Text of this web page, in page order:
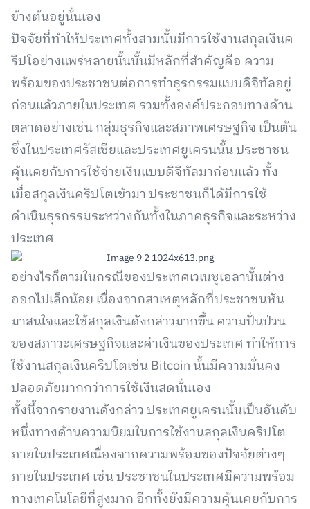
ข้างต้นอยู่นั่นเอง
ปัจจัยที่ทำให้ประเทศทั้งสามนั้นมีการใช้งานสกุลเงินค
ริปโอย่างแพร่หลายนั้นนั้นมีหลักที่สำคัญคือ ความ
พร้อมของประชาชนต่อการทำธุรกรรมแบบดิจิทัลอยู่
ก่อนแล้วภายในประเทศ รวมทั้งองค์ประกอบทางด้าน
ตลาดอย่างเช่น กลุ่มธุรกิจและสภาพเศรษฐกิจ เป็นต้น
ซึ่งในประเทศรัสเซียและประเทศยูเครนนั้น ประชาชน
คุ้นเคยกับการใช้จ่ายเงินแบบดิจิทัลมาก่อนแล้ว ทั้ง
เมื่อสกุลเงินคริปโตเข้ามา ประชาชนก็ได้มีการใช้
ดำเนินธุรกรรมระหว่างกันทั้งในภาคธุรกิจและระหว่าง
ประเทศ
อย่างไรก็ตามในกรณีของประเทศเวเนซุเอลานั้นต่าง
ออกไปเล็กน้อย เนื่องจากสาเหตุหลักที่ประชาชนหัน
มาสนใจและใช้สกุลเงินดังกล่าวมากขึ้น ความปั่นป่วน
ของสภาวะเศรษฐกิจและค่าเงินของประเทศ ทำให้การ
ใช้งานสกุลเงินคริปโตเช่น Bitcoin นั้นมีความมั่นคง
ปลอดภัยมากกว่าการใช้เงินสดนั่นเอง
ทั้งนี้จากรายงานดังกล่าว ประเทศยูเครนนั้นเป็นอันดับ
หนึ่งทางด้านความนิยมในการใช้งานสกุลเงินคริปโต
ภายในประเทศเนื่องจากความพร้อมของปัจจัยต่างๆ
ภายในประเทศ เช่น ประชาชนในประเทศมีความพร้อม
ทางเทคโนโลยีที่สูงมาก อีกทั้งยังมีความคุ้นเคยกับการ